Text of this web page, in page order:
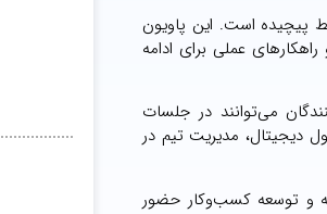
پیچیده است. این پاویون
عملی برای ادامه
می‌توانند در جلسات
دیجیتال، مدیریت تیم در
و توسعه کسب‌وکار حضور